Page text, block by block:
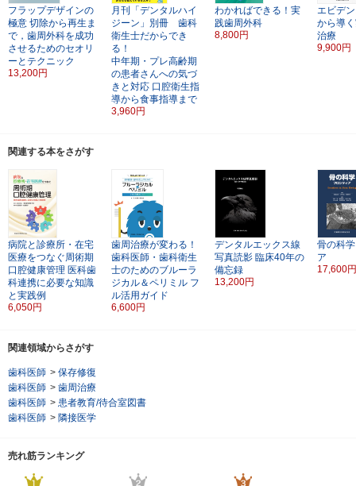
フラップデザインの
極意 切除から再生ま
で，歯周外科を成功
させるためのセオリ
ーとテクニック
13,200円
月刊「デンタルハイ
ジーン」別冊 歯科
衛生士だからでき
る！
中年期・プレ高齢期
の患者さんへの気づ
きと対応 口腔衛生指
導から食事指導まで
3,960円
わかればできる！実
践歯周外科
8,800円
エビデ
から導
治療
9,900円
関連する本をさがす
病院と診療所・在宅
医療をつなぐ周術期
口腔健康管理 医科歯
科連携に必要な知識
と実践例
6,050円
歯周治療が変わる！
歯科医師・歯科衛生
士のためのブルーラ
ジカル＆ペリミル フ
ル活用ガイド
6,600円
デンタルエックス線
写真読影 臨床40年の
備忘録
13,200円
骨の科学
ア
17,600
関連領域からさがす
歯科医師 > 保存修復
歯科医師 > 歯周治療
歯科医師 > 患者教育/待合室図書
歯科医師 > 隣接医学
売れ筋ランキング